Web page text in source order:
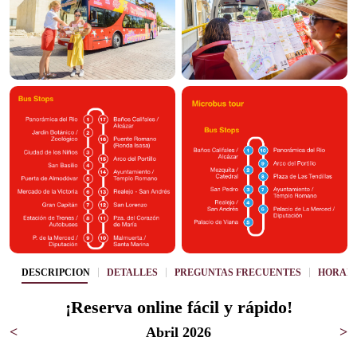
DESCRIPCIÓN DETALLES PREGUNTAS FRECUENTES
¡Reserva online fácil y rápido!
< Abril 2026 >